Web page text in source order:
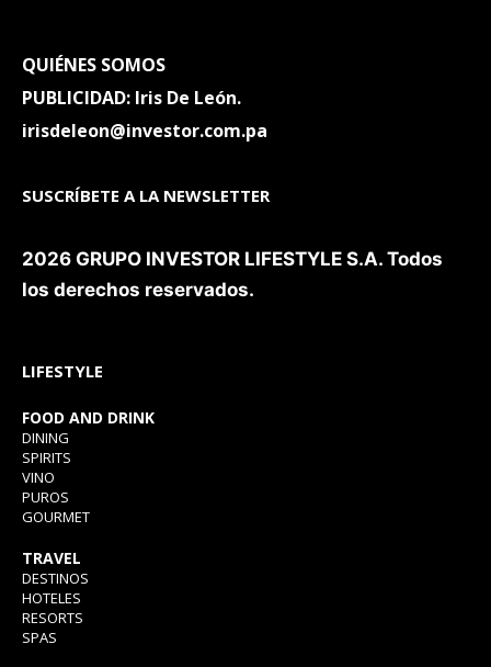
QUIÉNES SOMOS
PUBLICIDAD: Iris De León.
irisdeleon@investor.com.pa
SUSCRÍBETE A LA NEWSLETTER
2026 GRUPO INVESTOR LIFESTYLE S.A. Todos
los derechos reservados.
LIFESTYLE
FOOD AND DRINK
DINING
SPIRITS
VINO
PUROS
GOURMET
TRAVEL
DESTINOS
HOTELES
RESORTS
SPAS